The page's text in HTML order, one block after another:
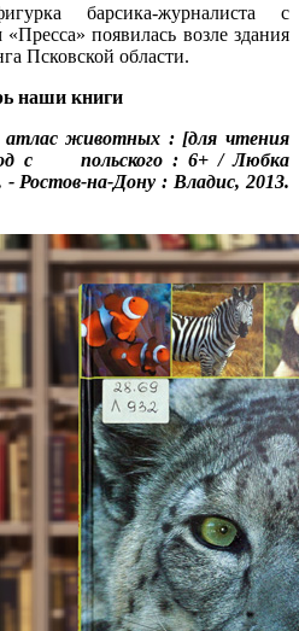
барсика-журналиста с
появилась возле здания
Псковской области.
наши книги
животных : [для чтения
с польского : 6+ / Любка
на-Дону : Владис, 2013.